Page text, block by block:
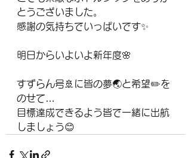
とうございました。
感謝の気持ちでいっぱいです✨
明日からいよいよ新年度🌸
すずらん号🚢に皆の夢🌏と希望✏️を
のせて…
目標達成できるよう皆で一緒に出航
しましょう😊